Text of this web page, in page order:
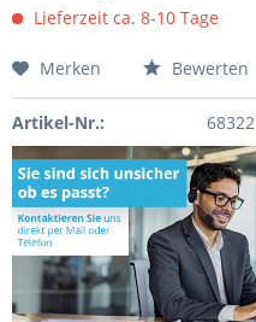
Lieferzeit ca. 8-10 Tage
Merken Bewerten
Artikel-Nr.: 68322